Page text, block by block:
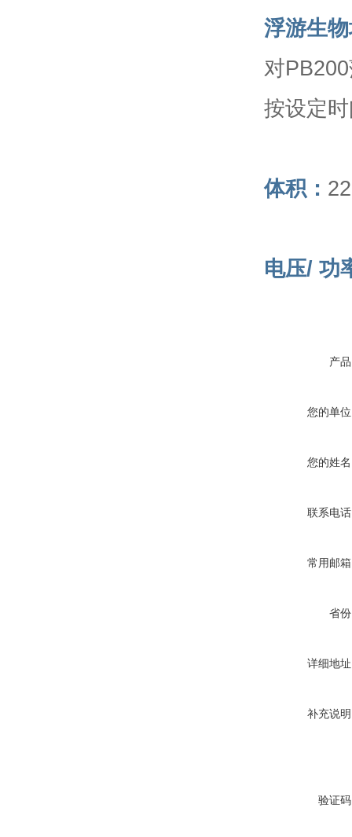
浮游生
对
按设定
体积：
电压/ 功
产
您的单
您的姓
联系电
常用邮
省
详细地
补充说
验证